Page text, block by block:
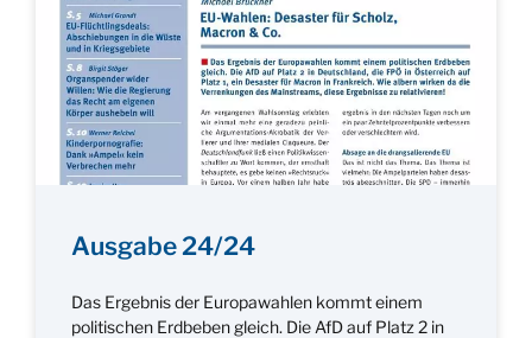
Ausgabe 24/24
Das Ergebnis der Europawahlen kommt einem
politischen Erdbeben gleich. Die AfD auf Platz 2 in